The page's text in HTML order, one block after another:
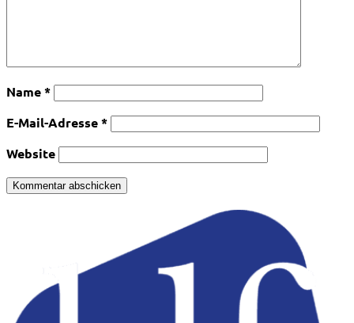
Name*
E-Mail-Adresse*
Website